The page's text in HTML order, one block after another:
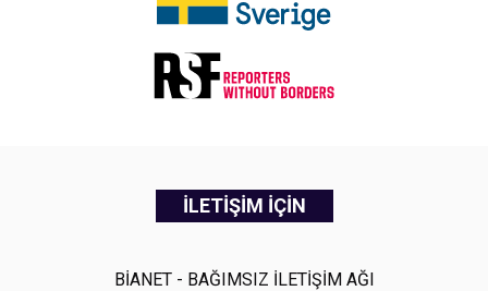
İLETİŞİM İÇİN
BİANET - BAĞIMSIZ İLETİŞİM AĞI